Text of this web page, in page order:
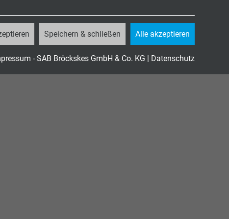
Speichern & schließen Alle akzeptieren
- SAB Bröckskes GmbH & Co. KG | Datenschutz